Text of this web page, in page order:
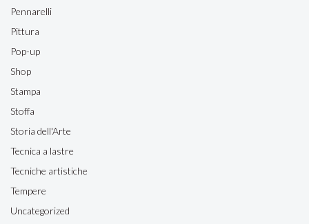
Pennarelli
Pittura
Pop-up
Shop
Stampa
Stoffa
Storia dell'Arte
Tecnica a lastre
Tecniche artistiche
Tempere
Uncategorized